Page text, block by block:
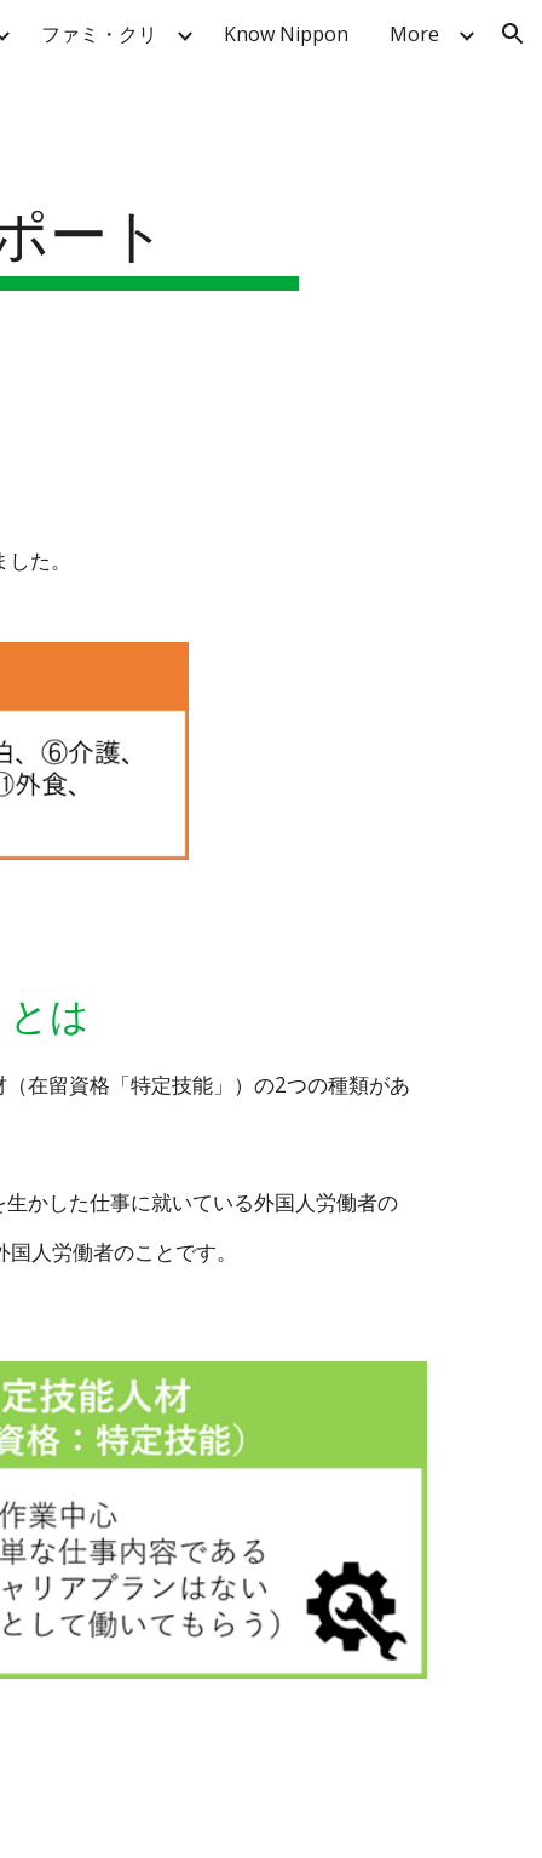
ファミ・クリ Know Nippon More
ート
た。
は
在留資格「特定技能」）の2つの種類があ
かした仕事に就いている外国人労働者の
人労働者のことです。